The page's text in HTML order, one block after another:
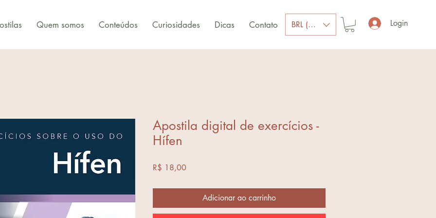
Quem somos Conteúdos Curiosidades Dicas Contato BRL (R$) Login
Apostila digital de exercícios -
Hífen
R$ 18,00Preço
Adicionar ao carrinho